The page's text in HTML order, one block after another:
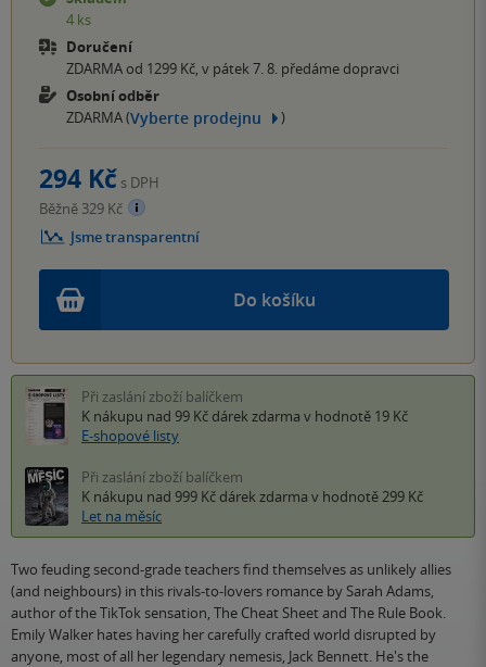
4 ks
Doručení
ZDARMA od 1299 Kč, v pátek 7. 8. předáme dopravci
Osobní odběr
ZDARMA (Vyberte prodejnu )
Do košíku
294 Kč s DPH
Běžně 329 Kč
Jsme transparentní
Při zaslání zboží balíčkem
K nákupu nad 99 Kč dárek zdarma v hodnotě 19 Kč
E-shopové listy
Při zaslání zboží balíčkem
K nákupu nad 999 Kč dárek zdarma v hodnotě 299 Kč
Let na měsíc
Two feuding second-grade teachers find themselves as unlikely allies
(and neighbours) in this rivals-to-lovers romance by Sarah Adams,
author of the TikTok sensation, The Cheat Sheet and The Rule Book.
Emily Walker hates having her carefully crafted world disrupted by
anyone, most of all her legendary nemesis, Jack Bennett. He's the